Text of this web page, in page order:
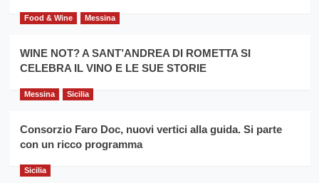
Food & Wine Messina
WINE NOT? A SANT’ANDREA DI ROMETTA SI
CELEBRA IL VINO E LE SUE STORIE
Messina Sicilia
Consorzio Faro Doc, nuovi vertici alla guida. Si parte
con un ricco programma
Sicilia